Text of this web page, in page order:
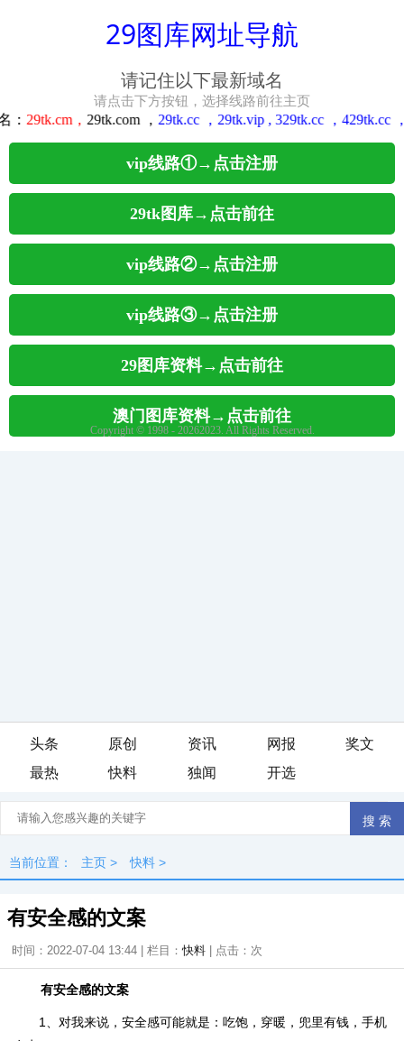
头条 原创 资讯 网报
奖文
最热
快料 独闻 开选
当前位置： 主页 > 快料 >
有安全感的文案
时间：2022-07-04 13:44 | 栏目：快料 | 点击： 次
有安全感的文案
1、对我来说，安全感可能就是：吃饱，穿暖，兜里有钱，手机